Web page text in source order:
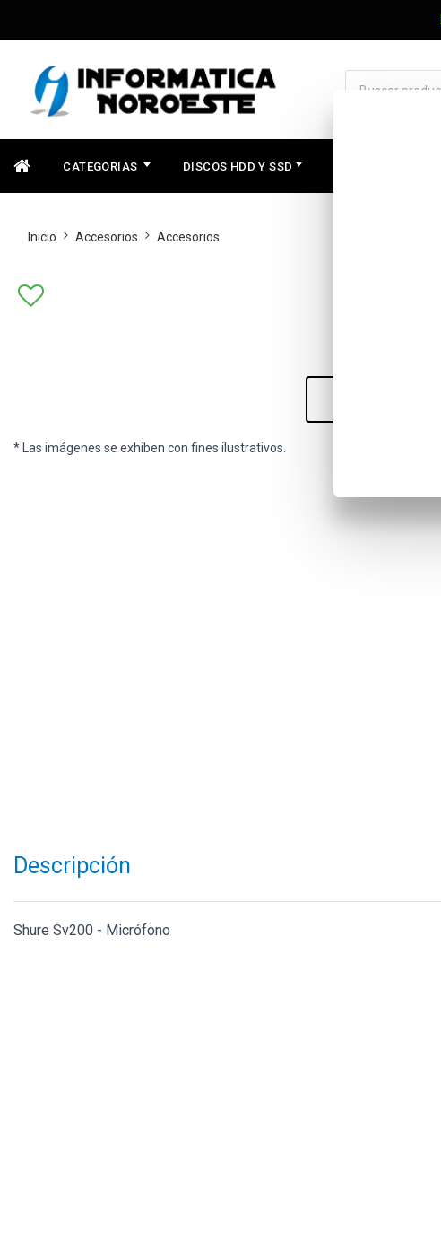
CATEGORIAS DISCOS HDD Y SSD
Inicio Accesorios Accesorios
* Las imágenes se exhiben con fines ilustrativos.
Descripción
Shure Sv200 - Micrófono